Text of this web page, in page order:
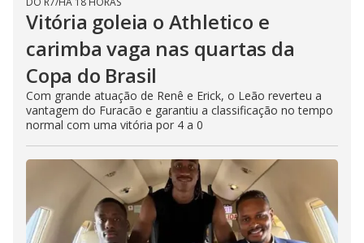
Vitória goleia o Athletico e
carimba vaga nas quartas da
Copa do Brasil
Com grande atuação de Renê e Erick, o Leão reverteu a
vantagem do Furacão e garantiu a classificação no tempo
normal com uma vitória por 4 a 0